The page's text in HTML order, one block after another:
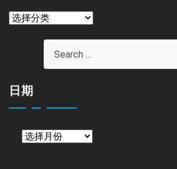
栏
日期